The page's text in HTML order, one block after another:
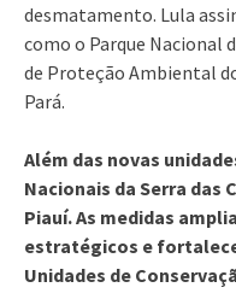
desmatamento. Lula
como o Parque Nacional
de Proteção Ambiental
Pará.
Além das novas
Nacionais da Serra das
Piauí. As medidas
estratégicos e
Unidades de